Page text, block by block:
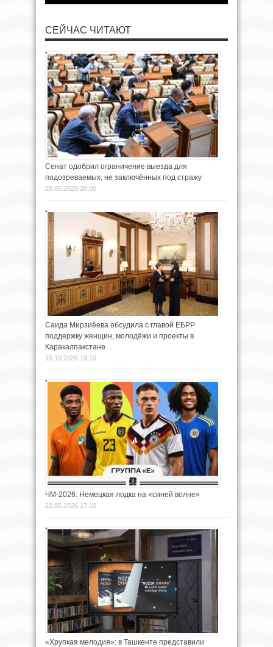
СЕЙЧАС ЧИТАЮТ
Сенат одобрил ограничение выезда для
подозреваемых, не заключённых под стражу
29.05.2025 20:00
Саида Мирзиёева обсудила с главой ЕБРР
поддержку женщин, молодёжи и проекты в
Каракалпакстане
15.10.2025 19:10
ЧМ-2026: Немецкая лодка на «синей волне»
22.05.2026 17:10
«Хрупкая мелодия»: в Ташкенте представили